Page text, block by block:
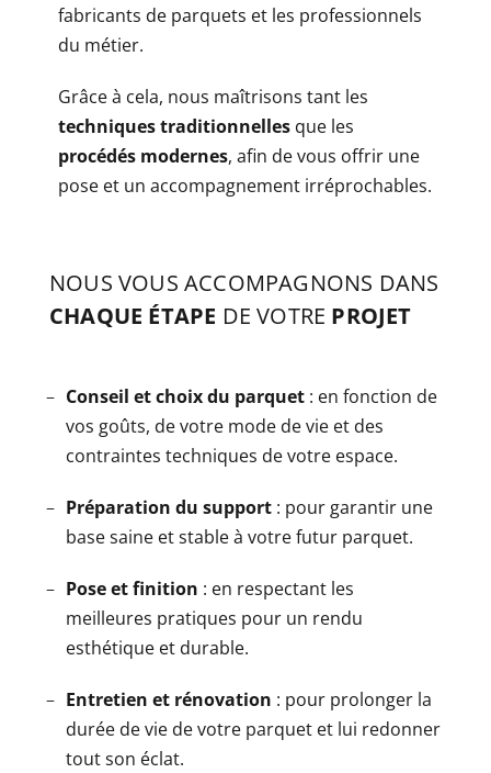
fabricants de parquets et les professionnels
du métier.
Grâce à cela, nous maîtrisons tant les
techniques traditionnelles que les
procédés modernes, afin de vous offrir une
pose et un accompagnement irréprochables.
NOUS VOUS ACCOMPAGNONS DANS
CHAQUE ÉTAPE DE VOTRE PROJET
Conseil et choix du parquet : en fonction de
vos goûts, de votre mode de vie et des
contraintes techniques de votre espace.
Préparation du support : pour garantir une
base saine et stable à votre futur parquet.
Pose et finition : en respectant les
meilleures pratiques pour un rendu
esthétique et durable.
Entretien et rénovation : pour prolonger la
durée de vie de votre parquet et lui redonner
tout son éclat.